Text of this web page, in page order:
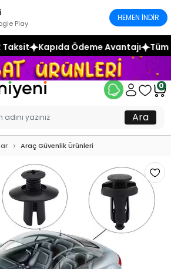
Play
HEMEN İNDİR
Avantajı Tüm Kartlara 12 Taksit
0
Ara
Araç Güvenlik Ürünleri